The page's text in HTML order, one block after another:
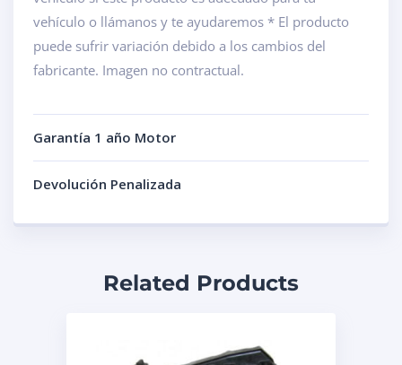
vehículo o llámanos y te ayudaremos * El producto
puede sufrir variación debido a los cambios del
fabricante. Imagen no contractual.
Garantía 1 año Motor
Devolución Penalizada
Related Products